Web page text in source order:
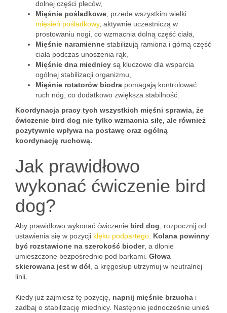
dolnej części pleców,
Mięśnie pośladkowe , przede wszystkim wielki
mięsień pośladkowy, aktywnie uczestniczą w
prostowaniu nogi, co wzmacnia dolną część ciała,
Mięśnie naramienne stabilizują ramiona i górną część
ciała podczas unoszenia rąk,
Mięśnie dna miednicy są kluczowe dla wsparcia
ogólnej stabilizacji organizmu,
Mięśnie rotatorów biodra pomagają kontrolować
ruch nóg, co dodatkowo zwiększa stabilność.
Koordynacja pracy tych wszystkich mięśni sprawia, że
ćwiczenie bird dog nie tylko wzmacnia siłę, ale również
pozytywnie wpływa na postawę oraz ogólną
koordynację ruchową.
Jak prawidłowo
wykonać ćwiczenie bird
dog?
Aby prawidłowo wykonać ćwiczenie bird dog , rozpocznij od
ustawienia się w pozycji klęku podpartego Kolana powinny
być rozstawione na szerokość bioder, a dłonie
umieszczone bezpośrednio pod barkami. Głowa
skierowana jest w dół , a kręgosłup utrzymuj w neutralnej
linii.
Kiedy już zajmiesz tę pozycję, napnij mięśnie brzucha i
zadbaj o stabilizację miednicy. Następnie jednocześnie unieś